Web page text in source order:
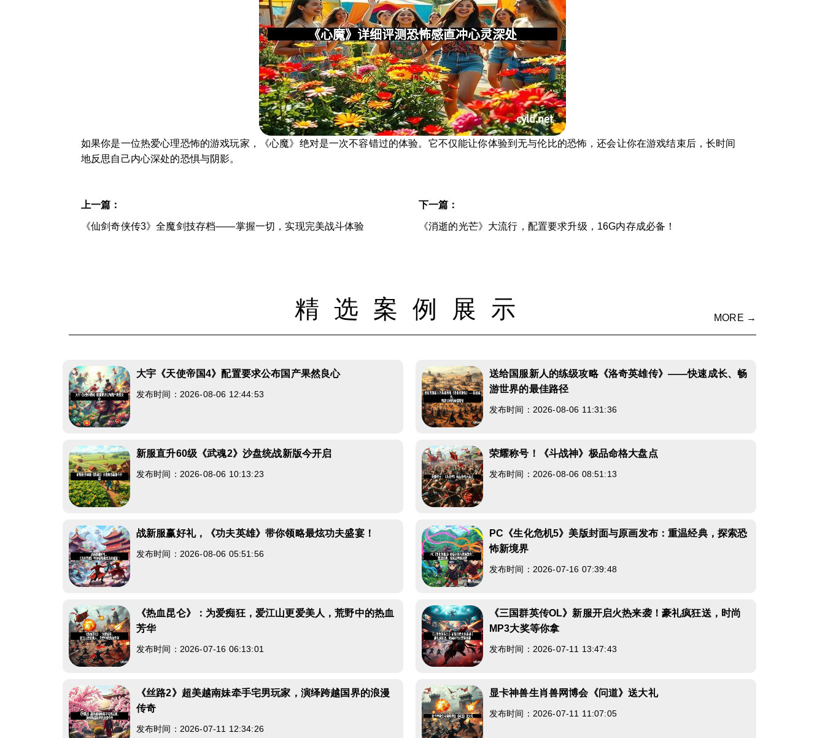
如果你是一位热爱心理恐怖的游戏玩家，《心魔》绝对是一次不容错过的体验。它不仅能让你体验到无与伦比的恐怖，还会让你在游戏结束后，长时间
地反思自己内心深处的恐惧与阴影。
上一篇：
《仙剑奇侠传3》全魔剑技存档——掌握一切，实现完美战斗体验
下一篇：
《消逝的光芒》大流行，配置要求升级，16G内存成必备！
精选案例展示 MORE →
大宇《天使帝国4》配置要求公布国产果然良心
发布时间：2026-08-06 12:44:53
送给国服新人的练级攻略《洛奇英雄传》——快速成长、畅
游世界的最佳路径
发布时间：2026-08-06 11:31:36
新服直升60级《武魂2》沙盘统战新版今开启
发布时间：2026-08-06 10:13:23
荣耀称号！《斗战神》极品命格大盘点
发布时间：2026-08-06 08:51:13
战新服赢好礼，《功夫英雄》带你领略最炫功夫盛宴！
发布时间：2026-08-06 05:51:56
PC《生化危机5》美版封面与原画发布：重温经典，探索恐
怖新境界
发布时间：2026-07-16 07:39:48
《热血昆仑》：为爱痴狂，爱江山更爱美人，荒野中的热血
芳华
发布时间：2026-07-16 06:13:01
《三国群英传OL》新服开启火热来袭！豪礼疯狂送，时尚
MP3大奖等你拿
发布时间：2026-07-11 13:47:43
《丝路2》超美越南妹牵手宅男玩家，演绎跨越国界的浪漫
传奇
发布时间：2026-07-11 12:34:26
显卡神兽生肖兽网博会《问道》送大礼
发布时间：2026-07-11 11:07:05